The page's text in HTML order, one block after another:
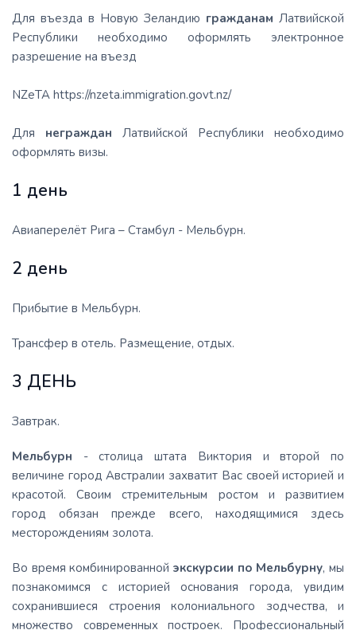
Для въезда в Новую Зеландию гражданам Латвийской
Республики необходимо оформлять электронное
разрешение на въезд
NZeTA https://nzeta.immigration.govt.nz/
Для неграждан Латвийской Республики необходимо
оформлять визы.
1 день
Авиаперелёт Рига – Стамбул - Мельбурн.
2 день
Прибытие в Мельбурн.
Трансфер в отель. Размещение, отдых.
3 ДЕНЬ
Завтрак.
Мельбурн - столица штата Виктория и второй по
величине город Австралии захватит Вас своей историей и
красотой. Своим стремительным ростом и развитием
город обязан прежде всего, находящимися здесь
месторождениям золота.
Во время комбинированной экскурсии по Мельбурну, мы
познакомимся с историей основания города, увидим
сохранившиеся строения колониального зодчества, и
множество современных построек. Профессиональный